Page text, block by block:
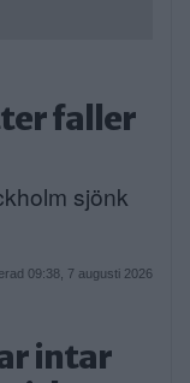
faller
sjönk
09:38, 7 augusti 2026
intar